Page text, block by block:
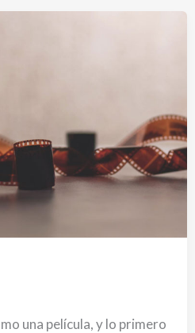
una película, y lo primero